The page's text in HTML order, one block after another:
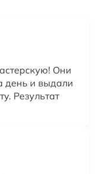
Они
день и выдали
Результат